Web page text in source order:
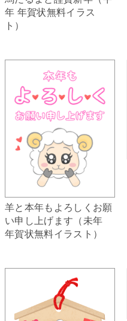
年 年賀状無料イラス
ト）
羊と本年もよろしくお願
い申し上げます（未年
年賀状無料イラスト）